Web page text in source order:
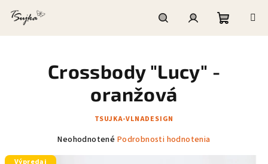
HľadaťPrihlásenie
Crossbody "Lucy" -
oranžová
TSUJKA-VLNADESIGN
Priemerné
Neohodnotené Podrobnosti hodnotenia
Výpredaj